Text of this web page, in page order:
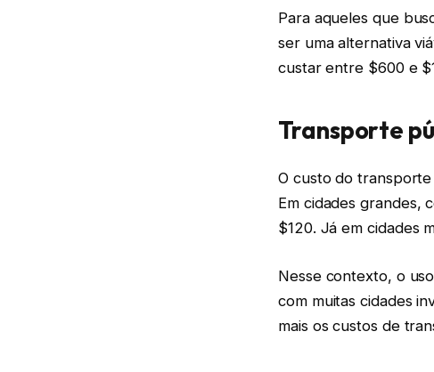
Para aqueles que
ser uma alternativa
custar entre $600 e
Transporte
O custo do
Em cidades grandes,
$120. Já em cidades
Nesse contexto, o
com muitas cidades
mais os custos de